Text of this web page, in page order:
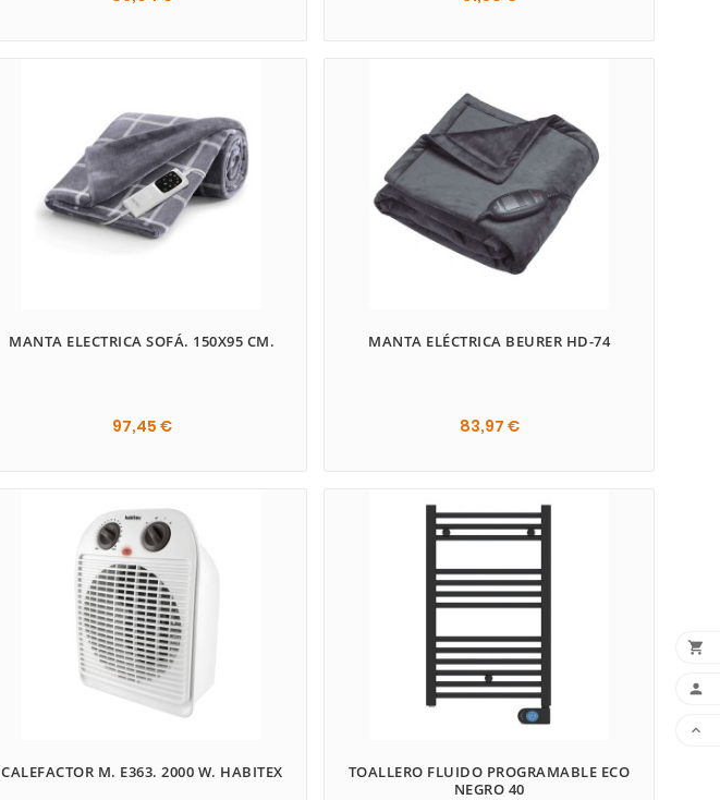
MANTA ELECTRICA SOFÁ. 150X95 CM.
97,45 €
MANTA ELÉCTRICA BEURER HD-74
83,97 €
CALEFACTOR M. E363. 2000 W. HABITEX
TOALLERO FLUIDO PROGRAMABLE ECO
NEGRO 40


